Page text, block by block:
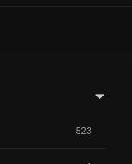
523